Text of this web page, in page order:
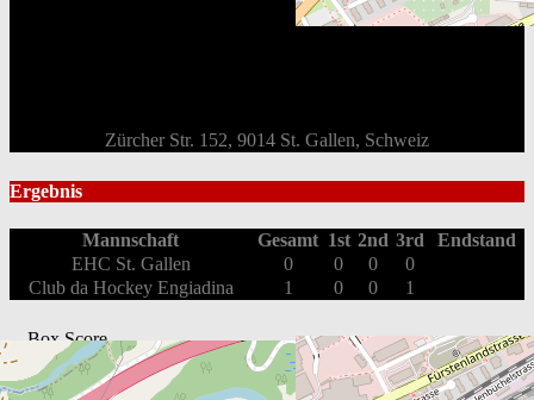
Zürcher Str. 152, 9014 St. Gallen, Schweiz
Ergebnis
Mannschaft Gesamt 1st 2nd 3rd
Endstand
EHC St. Gallen
0 0 0
0
Club da Hockey Engiadina
1 0 0 1
Box Score